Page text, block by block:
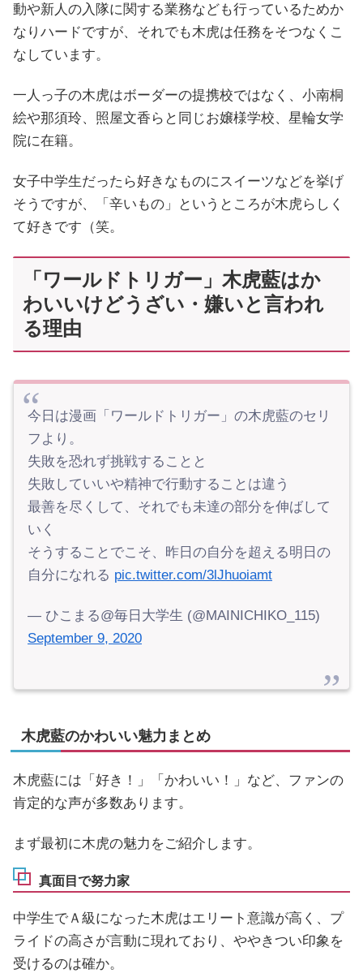
動や新人の入隊に関する業務なども行っているためか
なりハードですが、それでも木虎は任務をそつなくこ
なしています。
一人っ子の木虎はボーダーの提携校ではなく、小南桐
絵や那須玲、照屋文香らと同じお嬢様学校、星輪女学
院に在籍。
女子中学生だったら好きなものにスイーツなどを挙げ
そうですが、「辛いもの」というところが木虎らしく
て好きです（笑。
「ワールドトリガー」木虎藍はか
わいいけどうざい・嫌いと言われ
る理由
今日は漫画「ワールドトリガー」の木虎藍のセリ
フより。
失敗を恐れず挑戦することと
失敗していいや精神で行動することは違う
最善を尽くして、それでも未達の部分を伸ばして
いく
そうすることでこそ、昨日の自分を超える明日の
自分になれる pic.twitter.com/3lJhuoiamt
— ひこまる@毎日大学生 (@MAINICHIKO_115)
September 9, 2020
木虎藍のかわいい魅力まとめ
木虎藍には「好き！」「かわいい！」など、ファンの
肯定的な声が多数あります。
まず最初に木虎の魅力をご紹介します。
真面目で努力家
中学生でＡ級になった木虎はエリート意識が高く、プ
ライドの高さが言動に現れており、ややきつい印象を
受けるのは確か。